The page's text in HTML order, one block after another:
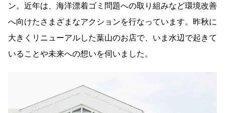
ン。近年は、海洋漂着ゴミ問題への取り組みなど環境改善
へ向けたさまざまなアクションを行なっています。昨秋に
大きくリニューアルした葉山のお店で、いま水辺で起きて
いることや未来への想いを伺いました。